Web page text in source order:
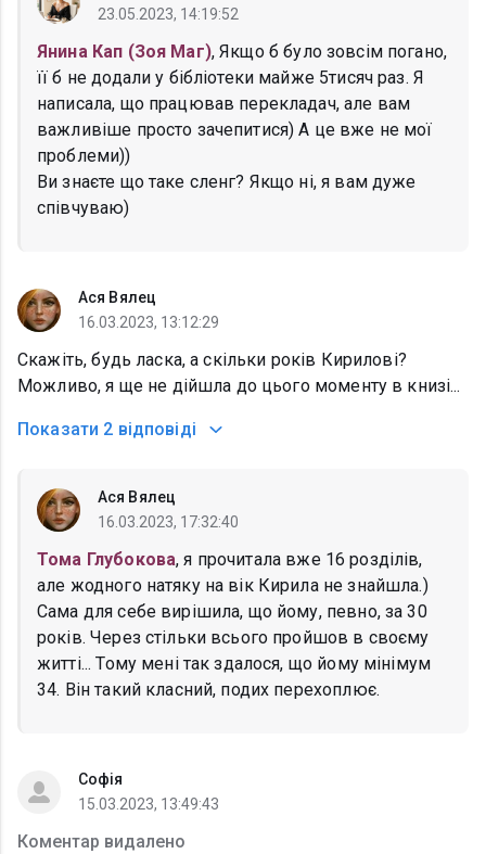
23.05.2023, 14:19:52
Янина Кап (Зоя Маг), Якщо б було зовсім погано,
її б не додали у бібліотеки майже 5тисяч раз. Я
написала, що працював перекладач, але вам
важливіше просто зачепитися) А це вже не мої
проблеми))
Ви знаєте що таке сленг? Якщо ні, я вам дуже
співчуваю)
Ася Вялец
16.03.2023, 13:12:29
Скажіть, будь ласка, а скільки років Кирилові?
Можливо, я ще не дійшла до цього моменту в книзі...
Показати 2 відповіді
Ася Вялец
16.03.2023, 17:32:40
Тома Глубокова, я прочитала вже 16 розділів,
але жодного натяку на вік Кирила не знайшла.)
Сама для себе вирішила, що йому, певно, за 30
років. Через стільки всього пройшов в своєму
житті... Тому мені так здалося, що йому мінімум
34. Він такий класний, подих перехоплює.
Софія
15.03.2023, 13:49:43
Коментар видалено